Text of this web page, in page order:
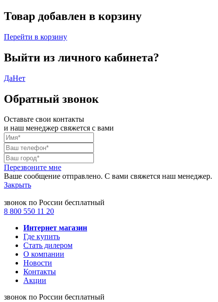
Товар добавлен в корзину
Перейти в корзину
Выйти из личного кабинета?
ДаНет
Обратный звонок
Оставьте свои контакты
и наш менеджер свяжется с вами
Перезвоните мне
Ваше сообщение отправлено. С вами свяжется наш менеджер.
Закрыть
звонок по России бесплатный
8 800 550 11 20
Интернет магазин
Где купить
Стать дилером
О компании
Новости
Контакты
Акции
звонок по России бесплатный